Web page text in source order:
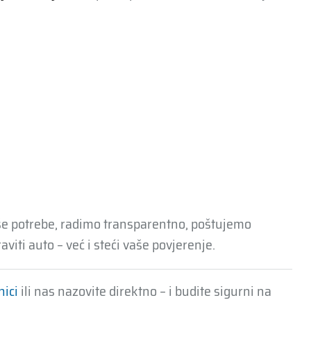
potrebe, radimo transparentno, poštujemo
auto – već i steći vaše povjerenje.
ili nas nazovite direktno – i budite sigurni na